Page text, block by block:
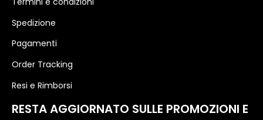
Spedizione
Pagamenti
Order Tracking
Resi e Rimborsi
RESTA AGGIORNATO SULLE PROMOZIONI E